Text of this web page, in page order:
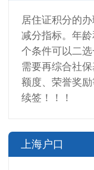
居住证积分的
减分指标。年
个条件可以二
需要再综合社
额度、荣誉奖
续签！！！
上海户口